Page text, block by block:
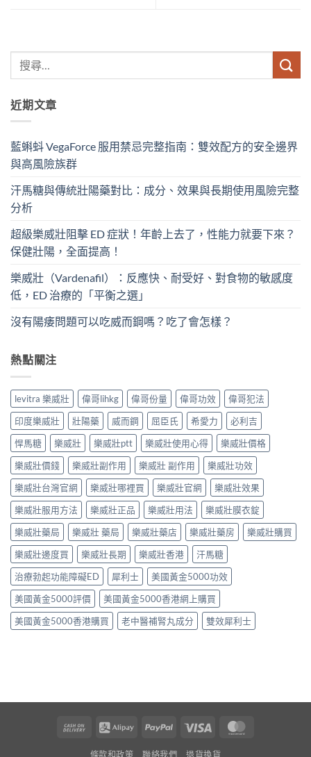
近期文章
藍蝌蚪 VegaForce 服用禁忌完整指南：雙效配方的安全邊界
與高風險族群
汗馬糖與傳統壯陽藥對比：成分、效果與長期使用風險完整
分析
超級樂威壯阻擊 ED 症狀！年齡上去了，性能力就要下來？
保健壯陽，全面提高！
樂威壯（Vardenafil）：反應快、耐受好、對食物的敏感度
低，ED 治療的「平衡之選」
沒有陽痿問題可以吃威而鋼嗎？吃了會怎樣？
熱點關注
levitra 樂威壯 偉哥lihkg 偉哥份量 偉哥功效
偉哥犯法
印度樂威壯
壯陽藥 威而鋼 屈臣氏 希愛力
必利吉
悍馬糖
樂威壯 樂威壯ptt 樂威壯使用心得
樂威壯價格
樂威壯價錢
樂威壯副作用 樂威壯 副作用
樂威壯功效
樂威壯台灣官網
樂威壯哪裡買 樂威壯官網
樂威壯效果
樂威壯服用方法
樂威壯正品 樂威壯用法
樂威壯膜衣錠
樂威壯藥局
樂威壯 藥局 樂威壯藥店 樂威壯藥房
樂威壯購買
樂威壯邊度買
樂威壯長期 樂威壯香港
汗馬糖
治療勃起功能障礙ED
犀利士
美國黃金5000功效
美國黃金5000評價
美國黃金5000香港網上購買
美國黃金5000香港購買
老中醫補腎丸成分 雙效犀利士
Cash
Alipay PayPal Visa
條款和政策 聯絡我們 退貨換貨